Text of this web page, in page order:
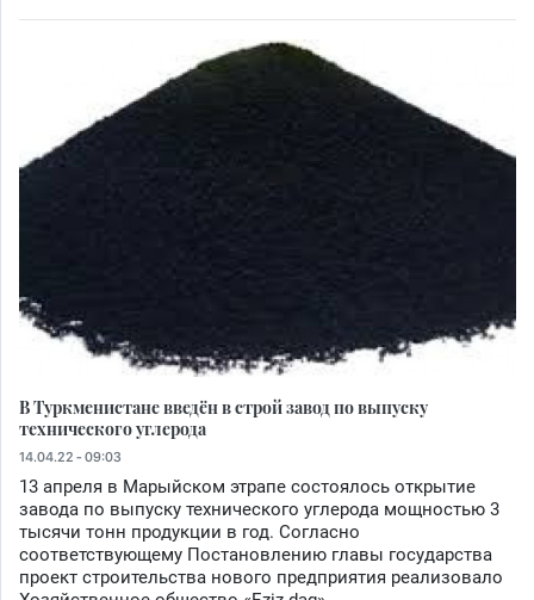
В Туркменистане введён в строй завод по выпуску
технического углерода
14.04.22 - 09:03
13 апреля в Марыйском этрапе состоялось открытие
завода по выпуску технического углерода мощностью 3
тысячи тонн продукции в год. Согласно
соответствующему Постановлению главы государства
проект строительства нового предприятия реализовало